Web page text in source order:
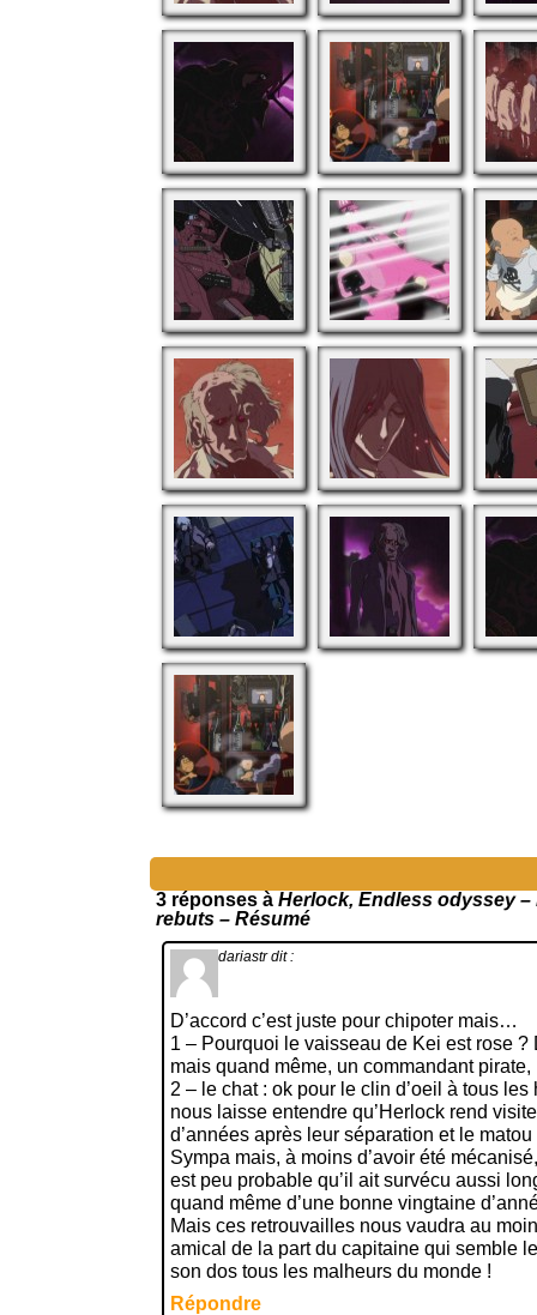
3 réponses à Herlock, Endless odyssey
rebuts – Résumé
dariastr dit :
D’accord c’est juste pour chipoter mais…
1 – Pourquoi le vaisseau de Kei est rose ?
mais quand même, un commandant
2 – le chat : ok pour le clin d’oeil à tous
nous laisse entendre qu’Herlock rend
d’années après leur séparation et le
Sympa mais, à moins d’avoir été
est peu probable qu’il ait survécu aussi
quand même d’une bonne vingtaine
Mais ces retrouvailles nous vaudra au
amical de la part du capitaine qui semble
son dos tous les malheurs du monde !
Répondre